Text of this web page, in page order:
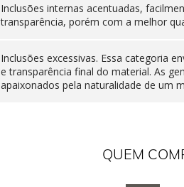
Inclusões internas acentuadas,
transparência, porém com a melhor
Inclusões excessivas. Essa categoria
e transparência final do material. As
apaixonados pela naturalidade de um
QUEM